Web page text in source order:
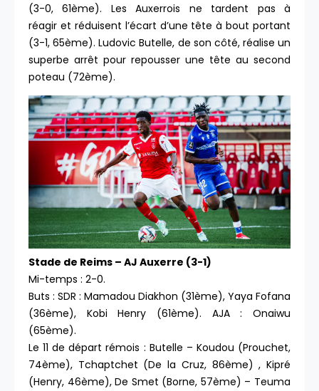
(3-0, 61ème). Les Auxerrois ne tardent pas à
réagir et réduisent l’écart d’une tête à bout portant
(3-1, 65ème). Ludovic Butelle, de son côté, réalise un
superbe arrêt pour repousser une tête au second
poteau (72ème).
Stade de Reims – AJ Auxerre (3-1)
Mi-temps : 2-0.
Buts : SDR : Mamadou Diakhon (31ème), Yaya Fofana
(36ème), Kobi Henry (61ème). AJA : Onaiwu
(65ème).
Le 11 de départ rémois : Butelle – Koudou (Prouchet,
74ème), Tchaptchet (De la Cruz, 86ème) , Kipré
(Henry, 46ème), De Smet (Borne, 57ème) – Teuma